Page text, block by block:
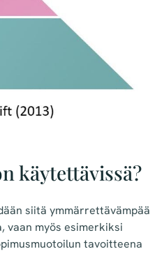
käytettävissä?
siitä ymmärrettävämpää
vaan myös esimerkiksi
tavoitteena